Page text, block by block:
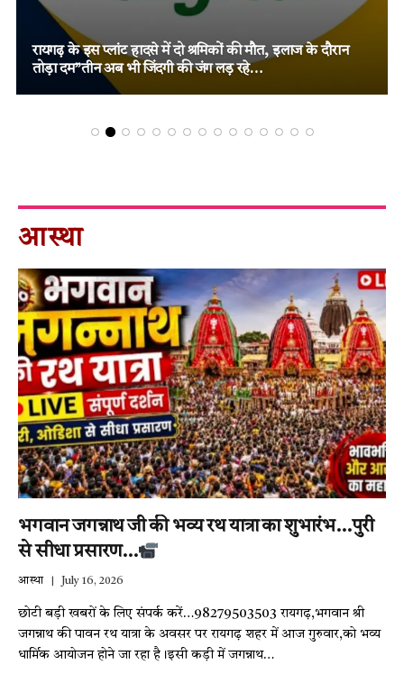
तमनार के चर्चित दोहरे हत्याकांड में चार आरोपियों को दो-दो आजीवन
कारावास, मजबूत विवेचना और पुख्ता साक्ष्यों पर न्यायालय का बड़ा
फैसला!
आस्था
भगवान जगन्नाथ जी की भव्य रथ यात्रा का शुभारंभ…पुरी
से सीधा प्रसारण…
आस्था July 16, 2026
छोटी बड़ी खबरों के लिए संपर्क करें…98279503503 रायगढ़,भगवान श्री
जगन्नाथ की पावन रथ यात्रा के अवसर पर रायगढ़ शहर में आज गुरुवार,को भव्य
धार्मिक आयोजन होने जा रहा है।इसी कड़ी में जगन्नाथ…